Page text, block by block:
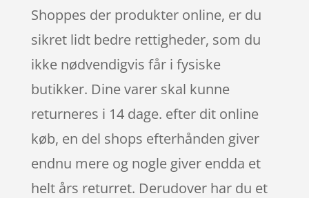
Shoppes der produkter online, er du
sikret lidt bedre rettigheder, som du
ikke nødvendigvis får i fysiske
butikker. Dine varer skal kunne
returneres i 14 dage. efter dit online
køb, en del shops efterhånden giver
endnu mere og nogle giver endda et
helt års returret. Derudover har du et